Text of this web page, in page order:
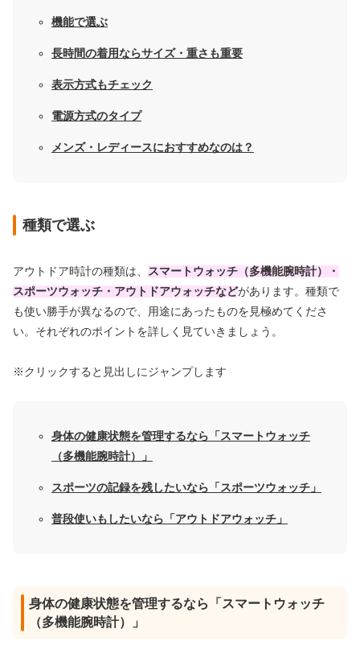
機能で選ぶ
長時間の着用ならサイズ・重さも重要
表示方式もチェック
電源方式のタイプ
メンズ・レディースにおすすめなのは？
種類で選ぶ
アウトドア時計の種類は、
スマートウォッチ（多機能腕時計）・
スポーツウォッチ・アウトドアウォッチなどがあります。種類で
も使い勝手が異なるので、用途にあったものを見極めてくださ
い。それぞれのポイントを詳しく見ていきましょう。
※クリックすると見出しにジャンプします
身体の健康状態を管理するなら「スマートウォッチ
（多機能腕時計）」
スポーツの記録を残したいなら「スポーツウォッチ」
普段使いもしたいなら「アウトドアウォッチ」
身体の健康状態を管理するなら「スマートウォッチ
（多機能腕時計）」